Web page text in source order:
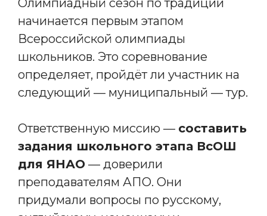
начинается первым этапом
Всероссийской олимпиады
школьников. Это соревнование
определяет, пройдёт ли участник на
следующий — муниципальный — тур.
Ответственную миссию — составить
задания школьного этапа ВсОШ
для ЯНАО — доверили
преподавателям АПО. Они
придумали вопросы по русскому,